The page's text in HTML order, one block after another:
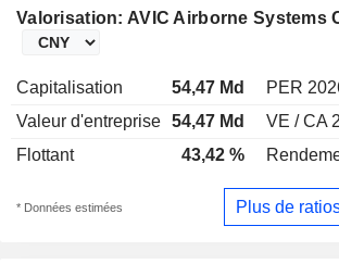
Valorisation: AVIC Airborne Systems
Capitalisation 54,47 Md PER
Valeur d'entreprise 54,47 Md VE / CA
Flottant
43,42 %
* Données estimées Plus de